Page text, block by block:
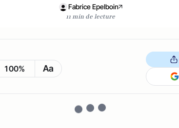
Fabrice Epelboin
11 min de lecture
100% Aa